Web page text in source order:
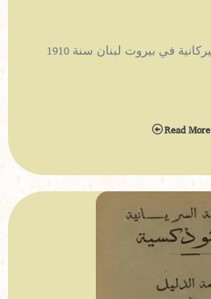
في بيروت لبنان سنة 1910
Read More